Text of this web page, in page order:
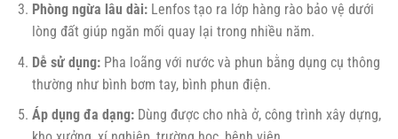
Phòng ngừa lâu dài:Lenfos tạo ra lớp hàng rào bảo vệ dưới
lòng đất giúp ngăn mối quay lại trong nhiều năm.
Dễ sử dụng:Pha loãng với nước và phun bằng dụng cụ thông
thường như bình bơm tay, bình phun điện.
Áp dụng đa dạng:Dùng được cho nhà ở, công trình xây dựng,